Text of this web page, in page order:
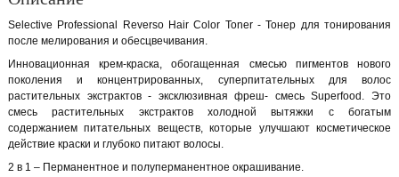
Selective Professional Reverso Hair Color Toner - Тонер для тонирования
после мелирования и обесцвечивания.
Инновационная крем-краска, обогащенная смесью пигментов нового
поколения и концентрированных, суперпитательных для волос
растительных экстрактов - эксклюзивная фреш- смесь Superfood. Это
смесь растительных экстрактов холодной вытяжки с богатым
содержанием питательных веществ, которые улучшают косметическое
действие краски и глубоко питают волосы.
2 в 1 – Перманентное и полуперманентное окрашивание.